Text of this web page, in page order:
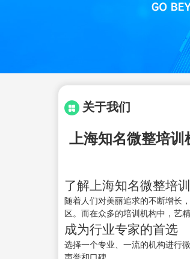
关于我们
上海知名微整培
了解上海知名微整培
随着人们对美丽追求的不断增长
区。而在众多的培训机构中，艺
成为行业专家的首选
选择一个专业、一流的机构进行